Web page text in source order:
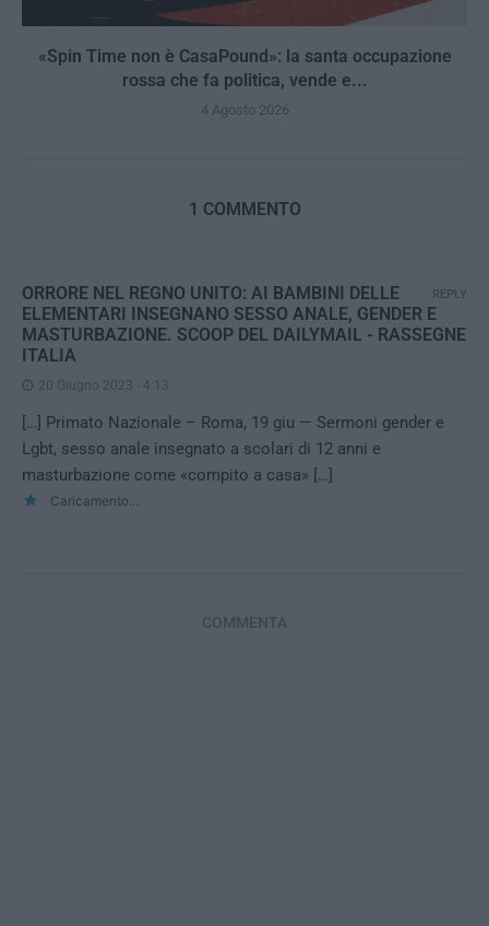
«Spin Time non è CasaPound»: la santa occupazione
rossa che fa politica, vende e...
4 Agosto 2026
1 COMMENTO
ORRORE NEL REGNO UNITO: AI BAMBINI DELLE
ELEMENTARI INSEGNANO SESSO ANALE, GENDER E
MASTURBAZIONE. SCOOP DEL DAILYMAIL - RASSEGNE
ITALIA
20 Giugno 2023 - 4:13
[…] Primato Nazionale – Roma, 19 giu — Sermoni gender e
Lgbt, sesso anale insegnato a scolari di 12 anni e
masturbazione come «compito a casa» […]
Caricamento...
REPLY
COMMENTA